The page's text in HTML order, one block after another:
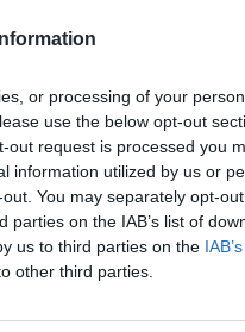
or processing of your
use the below opt-out
out request is processed you
information utilized by us or
You may separately opt-
on the IAB’s list of
us to third parties on the
other third parties.
alles, was du
Unsere
Kein langes
mitfiebern und